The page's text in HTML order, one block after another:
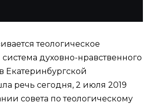
теологическое
духовно-нравственного
Екатеринбургской
речь сегодня, 2 июля 2019
совета по теологическому